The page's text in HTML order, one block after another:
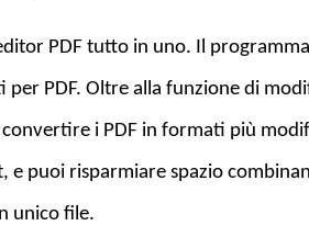
PDF tutto in uno. Il
PDF. Oltre alla funzione di
i PDF in formati più
e puoi risparmiare spazio
unico file.